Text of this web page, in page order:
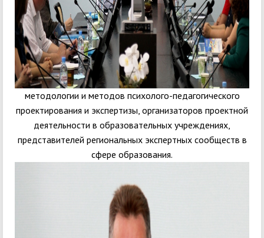
методологии и методов психолого-педагогического
проектирования и экспертизы, организаторов проектной
деятельности в образовательных учреждениях,
представителей региональных экспертных сообществ в
сфере образования.